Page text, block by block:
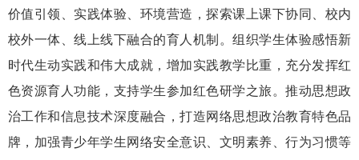
价值引领、实践体验、环境营造，探索课上课下协同、校内
校外一体、线上线下融合的育人机制。组织学生体验感悟新
时代生动实践和伟大成就，增加实践教学比重，充分发挥红
色资源育人功能，支持学生参加红色研学之旅。推动思想政
治工作和信息技术深度融合，打造网络思想政治教育特色品
牌，加强青少年学生网络安全意识、文明素养、行为习惯等